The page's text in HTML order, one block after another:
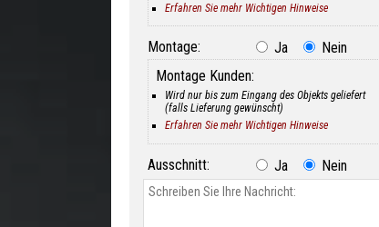
Erfahren Sie mehr Wichtigen Hinweise
Montage: Ja
Nein
Montage Kunden:
Wird nur bis zum Eingang des Objekts geliefert
(falls Lieferung gewünscht)
Erfahren Sie mehr Wichtigen Hinweise
Ausschnitt: Ja Nein